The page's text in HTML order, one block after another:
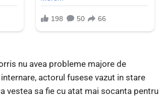
nu avea probleme majore de
actorul fusese vazut in stare
vestea sa fie cu atat mai socanta pentru